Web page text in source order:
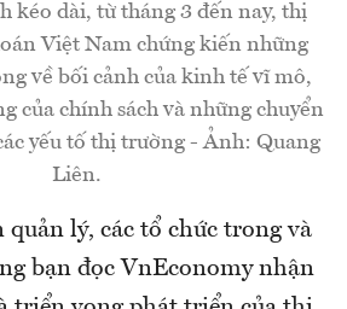
kéo dài, từ tháng 3 đến nay, thị
Việt Nam chứng kiến những
về bối cảnh của kinh tế vĩ mô,
của chính sách và những chuyển
yếu tố thị trường - Ảnh: Quang
Liên.
lý, các tổ chức trong và
bạn đọc VnEconomy nhận